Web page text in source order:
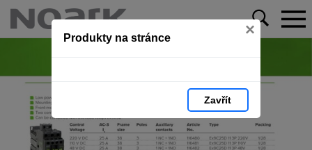
Produkty na stránce ×
Zavřít